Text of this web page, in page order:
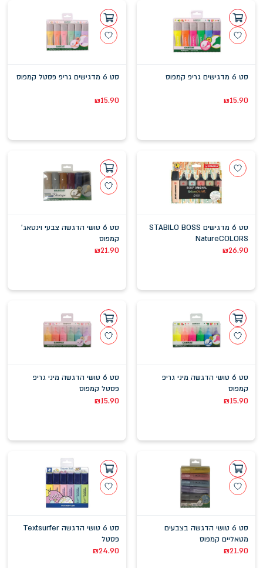
סט 6 מדגישים גריפ קמפוס
₪15.90
סט 6 מדגישים גריפ פסטל קמפוס
₪15.90
סט 6 מדגישים STABILO BOSS
NatureCOLORS
₪26.90
סט 6 טושי הדגשה צבעי וינטאג'
קמפוס
₪21.90
סט 6 טושי הדגשה מיני גריפ
קמפוס
₪15.90
סט 6 טושי הדגשה מיני גריפ
פסטל קמפוס
₪15.90
סט 6 טושי הדגשה בצבעים
מטאליים קמפוס
₪21.90
סט 6 טושי הדגשה Textsurfer
פסטל
₪24.90